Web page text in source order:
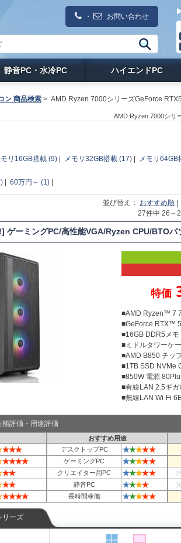
・ お問い合わせ
静音PC・水冷PC ハイエンドPC
ン 商品検索 > AMD Ryzen 7000シリーズGeForce
AMD Ryzen 7000シリ
モリ16GB搭載 (9) | メモリ32GB搭載 (17) | メモリ64GB
| 60万円～ (1) |
並び替え： おすすめ順 |
27件中 26
ゲーミングPC/高性能VGA/Ryzen CPU/BTOパ
特価
■AMD Ryzen™ 7
■GeForce RTX™
■16GB DDR5メ
■ミドルタワーケ
■AMD B850 チッ
■1TB SSD NVMe
■850W 電源
■有線LAN 2.5ギガ
■無線LAN Wi-Fi
能評価・用途評価
おすすめ用途
★★★ デスクトップPC ★★★★★
★★★★ ゲーミングPC ★★★★★
★★ クリエイター用PC ★★★★★
★★ 静音PC ★★★★
★★★★ 長時間稼働 ★★★★★
リーズ